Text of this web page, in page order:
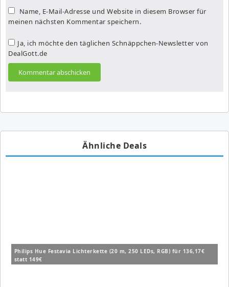
Name, E-Mail-Adresse und Website in diesem Browser für
meinen nächsten Kommentar speichern.
Ja, ich möchte den täglichen Schnäppchen-Newsletter von
DealGott.de
Ähnliche Deals
Philips Hue Festavia Lichterkette (20 m, 250 LEDs, RGB) für 136,17€
statt 149€